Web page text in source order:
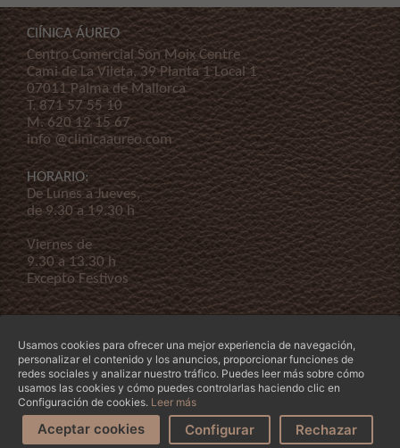
Pídenos Cita ¿Te Ayudamos?
ClÍNICA ÁUREO
Centro Comercial Son Moix Centre
Cami de La Vileta, 39 Planta 1 Local 1
07011 Palma de Mallorca
T.871 57 55 10
M.620 12 15 67
info @clinicaaureo.com
HORARIO:
De Lunes a Jueves,
de 9.30 a 19.30 h
Viernes de
9.30 a 13.30 h
Excepto Festivos
© Copyright 2026 Clínica Áureo S.L.Legal-Declaración de Accessibilidad
condiciones-
Usamos cookies para ofrecer una mejor experiencia de navegación,
personalizar el contenido y los anuncios, proporcionar funciones de
redes sociales y analizar nuestro tráfico. Puedes leer más sobre cómo
usamos las cookies y cómo puedes controlarlas haciendo clic en
Configuración de cookies. Leer más
Aceptar cookies Configurar Rechazar